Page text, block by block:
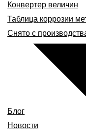
Конвертер величин
Таблица коррозии
Снято с
Блог
Новости